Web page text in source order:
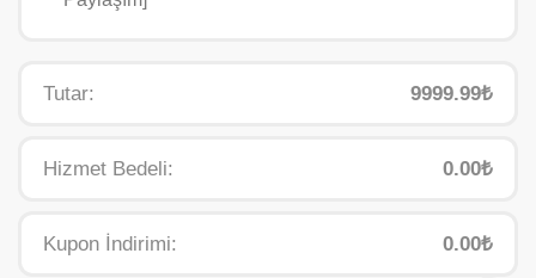
Tutar: 9999.99₺
Hizmet Bedeli: 0.00₺
Kupon İndirimi: 0.00₺